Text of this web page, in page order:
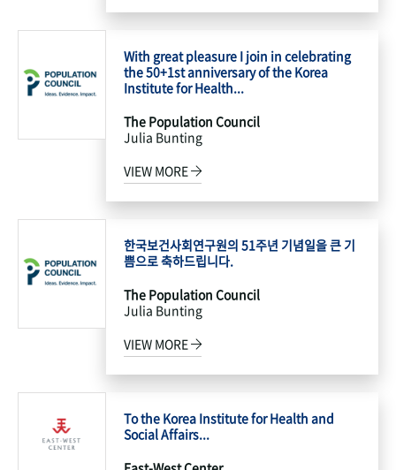
With great pleasure I join in celebrating
the 50+1st anniversary of the Korea
Institute for Health...
The Population Council
Julia Bunting
VIEW MORE
한국보건사회연구원의 51주년 기념일을 큰 기
쁨으로 축하드립니다.
The Population Council
Julia Bunting
VIEW MORE
To the Korea Institute for Health and
Social Affairs...